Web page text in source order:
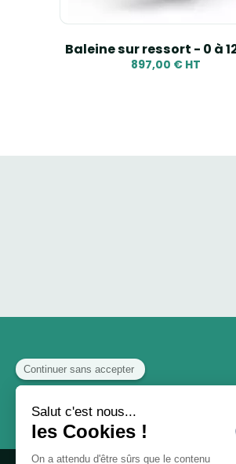
Baleine sur ressort - 0 à
897,00 € HT